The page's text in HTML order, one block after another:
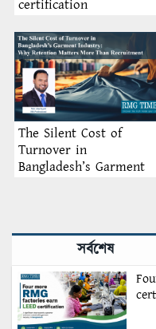
certification
The Silent Cost of
Turnover in
Bangladesh’s Garment
সর্বশেষ